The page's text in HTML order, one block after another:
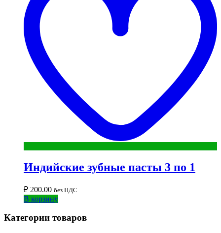
Индийские зубные пасты 3 по 1
₽ 200.00 без НДС
В корзину
Категории товаров